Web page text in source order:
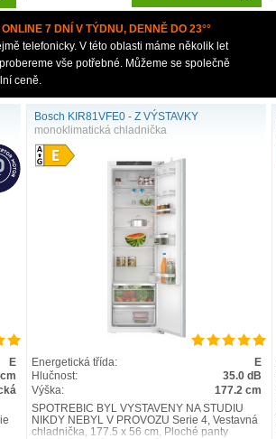
ONLINE 7 DNÍ V TÝDNU, DENNĚ DO 23°°
telefonicky. V této oblasti máme několik let
vše potřebné. Můžeme se společně
ceně.
E
Bosch KIR81VFE0 - Z VÝSTAVKY
monoklimatická chladnička
Energetická třída:
E
Hlučnost:
35.0 dB
Výška:
177.2 cm
SPOTŘEBIČ BYL VYSTAVENÝ NA STUDIU
NIKDY NEBYL V PROVOZU Serie 4, Vestavná
chladnička, 177.5 x 56 cm, Ploché panty